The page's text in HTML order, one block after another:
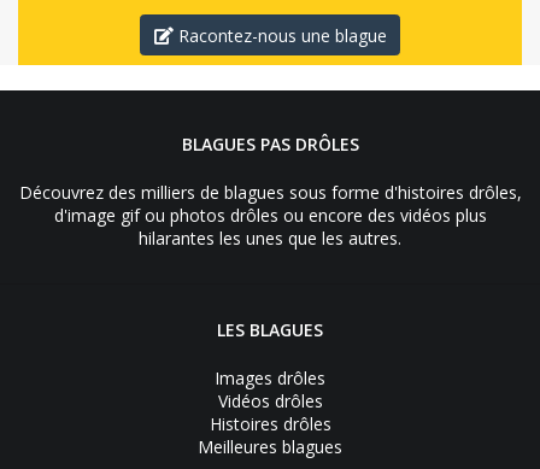
Racontez-nous une blague
BLAGUES PAS DRÔLES
Découvrez des milliers de blagues sous forme d'histoires drôles,
d'image gif ou photos drôles ou encore des vidéos plus
hilarantes les unes que les autres.
LES BLAGUES
Images drôles
Vidéos drôles
Histoires drôles
Meilleures blagues